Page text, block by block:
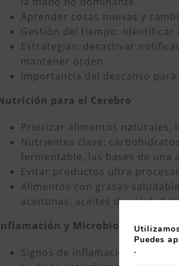
Aprender cosas nuevas y
Gestión del tiempo: identificar
Estrategias: desactivar
mantener orden.
Importancia del descanso
para el Cerebro
Priorizar alimentos naturales,
Nutrientes clave:
fermentable, las bases de una
Evitar productos ultra
Alimentos con grasas
aceitunas, aceites de calidad
y Microbiota
Signos de inflamación
Puedes
.